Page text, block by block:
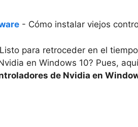
- Cómo instalar viejos
para retroceder en el
en Windows 10? Pues,
de Nvidia en